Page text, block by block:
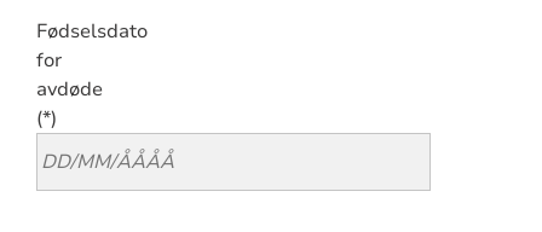
Fødselsdato
for
avdøde